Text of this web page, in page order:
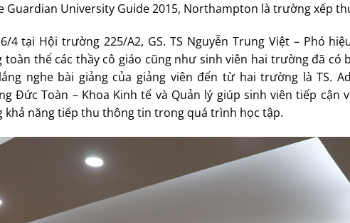
Guardian University Guide 2015, Northampton là trường xếp
4 tại Hội trường 225/A2, GS. TS Nguyễn Trung Việt – Phó
toàn thể các thầy cô giáo cũng như sinh viên hai trường đã
nghe bài giảng của giảng viên đến từ hai trường là TS.
Đức Toàn – Khoa Kinh tế và Quản lý giúp sinh viên tiếp cận
khả năng tiếp thu thông tin trong quá trình học tập.